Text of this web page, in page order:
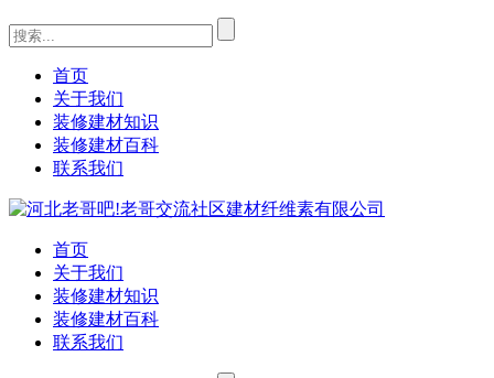
首页
关于我们
装修建材知识
装修建材百科
联系我们
首页
关于我们
装修建材知识
装修建材百科
联系我们